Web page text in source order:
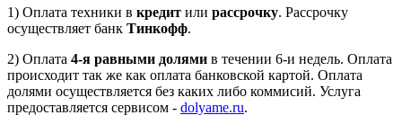
1) Оплата техники в кредит или рассрочку. Рассрочку
осуществляет банк Тинкофф.
2) Оплата 4-я равными долями в течении 6-и недель. Оплата
происходит так же как оплата банковской картой. Оплата
долями осуществляется без каких либо коммисий. Услуга
предоставляется сервисом - dolyame.ru.